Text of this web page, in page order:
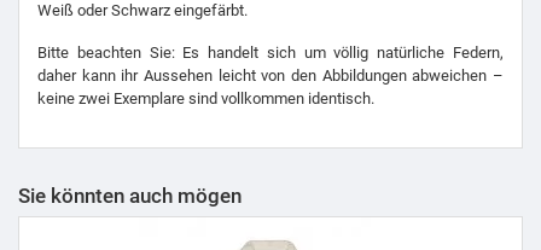
Weiß oder Schwarz eingefärbt.
Bitte beachten Sie: Es handelt sich um völlig natürliche Federn,
daher kann ihr Aussehen leicht von den Abbildungen abweichen –
keine zwei Exemplare sind vollkommen identisch.
Sie könnten auch mögen